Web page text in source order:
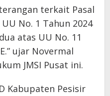
terkait Pasal
UU No. 1 Tahun 2024
atas UU No. 11
ujar Novermal
JMSI Pusat ini.
Kabupaten Pesisir